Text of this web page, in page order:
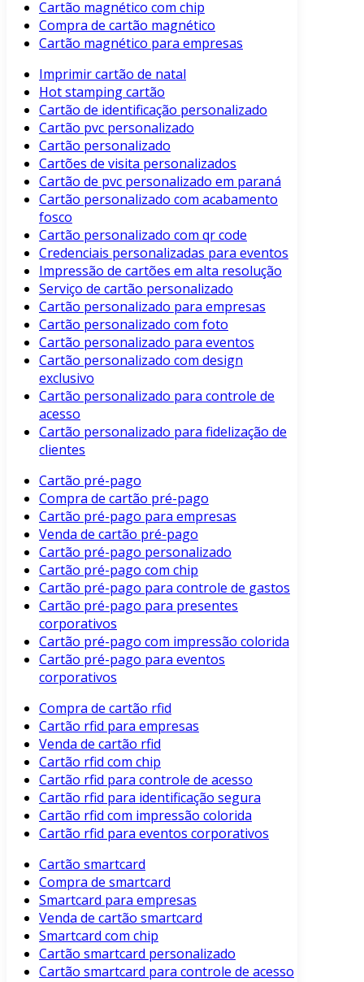
Cartão magnético com chip
Compra de cartão magnético
Cartão magnético para empresas
Imprimir cartão de natal
Hot stamping cartão
Cartão de identificação personalizado
Cartão pvc personalizado
Cartão personalizado
Cartões de visita personalizados
Cartão de pvc personalizado em paraná
Cartão personalizado com acabamento
fosco
Cartão personalizado com qr code
Credenciais personalizadas para eventos
Impressão de cartões em alta resolução
Serviço de cartão personalizado
Cartão personalizado para empresas
Cartão personalizado com foto
Cartão personalizado para eventos
Cartão personalizado com design
exclusivo
Cartão personalizado para controle de
acesso
Cartão personalizado para fidelização de
clientes
Cartão pré-pago
Compra de cartão pré-pago
Cartão pré-pago para empresas
Venda de cartão pré-pago
Cartão pré-pago personalizado
Cartão pré-pago com chip
Cartão pré-pago para controle de gastos
Cartão pré-pago para presentes
corporativos
Cartão pré-pago com impressão colorida
Cartão pré-pago para eventos
corporativos
Compra de cartão rfid
Cartão rfid para empresas
Venda de cartão rfid
Cartão rfid com chip
Cartão rfid para controle de acesso
Cartão rfid para identificação segura
Cartão rfid com impressão colorida
Cartão rfid para eventos corporativos
Cartão smartcard
Compra de smartcard
Smartcard para empresas
Venda de cartão smartcard
Smartcard com chip
Cartão smartcard personalizado
Cartão smartcard para controle de acesso